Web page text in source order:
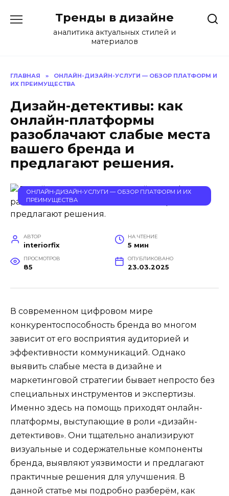
содержанию
Тренды в дизайне
аналитика актуальных стилей и
материалов
ГЛАВНАЯ »
ОНЛАЙН-ДИЗАЙН-УСЛУГИ — ОБЗОР ПЛАТФОРМ И
ИХ ПРЕИМУЩЕСТВА
Дизайн-детективы: как
онлайн-платформы
разоблачают слабые места
вашего бренда и
предлагают решения.
ОНЛАЙН-ДИЗАЙН-УСЛУГИ — ОБЗОР ПЛАТФОРМ И ИХ
ПРЕИМУЩЕСТВА
АВТОР
interiorfix
НА ЧТЕНИЕ
5 мин
ПРОСМОТРОВ
85
ОПУБЛИКОВАНО
23.03.2025
В современном цифровом мире
конкурентоспособность бренда во многом
зависит от его восприятия аудиторией и
эффективности коммуникаций. Однако
выявить слабые места в дизайне и
маркетинговой стратегии бывает непросто без
специальных инструментов и экспертизы.
Именно здесь на помощь приходят онлайн-
платформы, выступающие в роли «дизайн-
детективов». Они тщательно анализируют
визуальные и содержательные компоненты
бренда, выявляют уязвимости и предлагают
практичные решения для улучшения. В
данной статье мы подробно разберём, как